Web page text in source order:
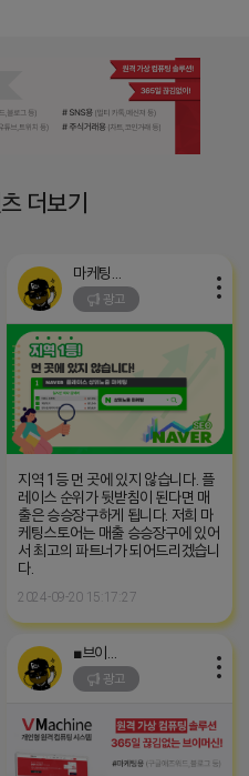
더보기
광고
지역 1등 먼 곳에 있지 않습니다. 플
레이스 순위가 뒷받침이 된다면 매
출은 승승장구하게 됩니다. 저희 마
케팅스토어는 매출 승승장구에 있어
서 최고의 파트너가 되어드리겠습니
다.
2024-09-20 15:17:27
광고